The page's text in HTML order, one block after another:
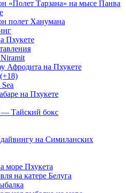
«Полет Тарзана» на мысе Панва
полет Ханумана
Пхукете
Афродита на Пхукете
на Пхукете
Тайский бокс
на Симиланских
море Пхукета
на катере Белуга